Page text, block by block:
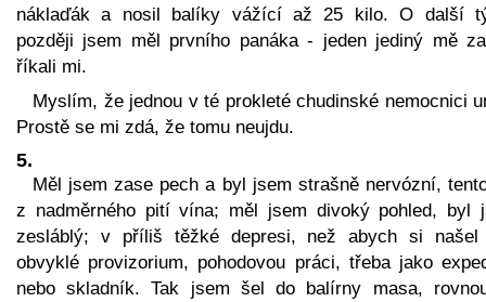
náklaďák a nosil balíky vážící až 25 kilo. O další
později jsem měl prvního panáka - jeden jediný mě
říkali mi.
Myslím, že jednou v té prokleté chudinské nemocnici
Prostě se mi zdá, že tomu neujdu.
5.
Měl jsem zase pech a byl jsem strašně nervózní,
z nadměrného pití vína; měl jsem divoký pohled, byl
zesláblý; v příliš těžké depresi, než abych si našel
obvyklé provizorium, pohodovou práci, třeba jako
nebo skladník. Tak jsem šel do balírny masa,